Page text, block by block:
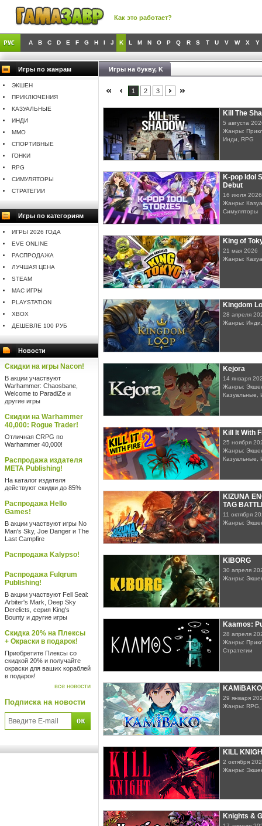
Как это работает?
A B C D E F G H I J K L M N O P Q R S T U V W X Y
Игры по жанрам
ЭКШЕН
ПРИКЛЮЧЕНИЯ
КАЗУАЛЬНЫЕ
ИНДИ
MMO
СПОРТИВНЫЕ
ГОНКИ
RPG
СИМУЛЯТОРЫ
СТРАТЕГИИ
Игры по категориям
ИГРЫ 2026 ГОДА
EVE ONLINE
РАСПРОДАЖА
ЛУЧШАЯ ЦЕНА
STEAM
MAC ИГРЫ
PLAYSTATION
XBOX
ДЕШЕВЛЕ 100 РУБ
Новости
Скидки на игры Nacon!
В акции участвуют
Warhammer: Chaosbane,
Welcome to ParadiZe и
другие игры
Скидки на Warhammer
40,000: Rogue Trader!
Отличная CRPG по
Warhammer 40,000!
Распродажа издателя
META Publishing!
На каталог издателя
действуют скидки до 85%
Распродажа Hello
Games!
В акции участвуют игры No
Man's Sky, Joe Danger и The
Last Campfire
Распродажа Kalypso!
Распродажа Fulqrum
Publishing!
В акции участвуют Fell Seal:
Arbiter's Mark, Deep Sky
Derelicts, серия King's
Bounty и другие игры
Скидка 20% на Плексы
+ Окраски в подарок!
Приобретите Плексы со
скидкой 20% и получайте
окраски для ваших кораблей
в подарок!
все новости
Подписка на новости
Игры на букву, K
1 2 3
Kill The
5 августа
Жанры:
Инди, RPG
K-pop Idol
Debut
16 июля 2026
Жанры:
Симуляторы
King of
21 мая 2026
Жанры:
Kingdom
28 апреля
Жанры: Инди,
Kejora
14 января
Жанры:
Казуальные,
Kill It With
25 ноября
Жанры:
Казуальные,
KIZUNA
TAG
11 октября
Жанры:
KIBORG
30 апреля
Жанры:
Kaamos:
28 апреля
Жанры:
Стратегии
29 января
Жанры: RPG,
KILL
2 октября
Жанры:
Knights &